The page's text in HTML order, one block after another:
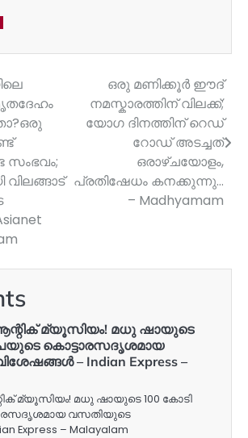
സംഭവം;
ഒരു മണിക്കൂർ ഈദ്
നമസ്കാരത്തിന് വിലക്ക്;
യോഗ ദിനത്തിന് റെഡ്
റോഡ് അടച്ചത്
ഒരാഴ്ചയോളം,
പ്രതിഷേധം കനക്കുന്നു…
– Madhyamam
മ്യൂസിയം! മധു ഷായുടെ
കൊട്ടാരസദൃശമായ
– Indian Express –
മ്യൂസിയം! മധു ഷായുടെ 100 കോടി
വസതിയുടെ
Express – Malayalam